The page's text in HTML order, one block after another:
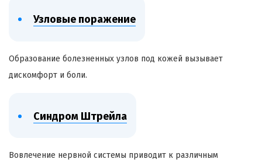
Узловые поражение
Образование болезненных узлов под кожей вызывает
дискомфорт и боли.
Синдром Штрейла
Вовлечение нервной системы приводит к различным